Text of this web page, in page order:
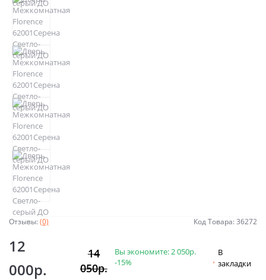
Отзывы:(0) Код Товара: 36272
12
000р.
14
050р.
Вы экономите: 2 050р.
-15%
В
закладки